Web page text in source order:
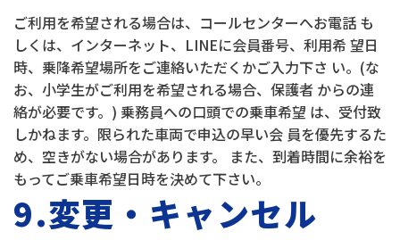
ご利用を希望される場合は、コールセンターへお電話 も
しくは、インターネット、LINEに会員番号、利用希 望日
時、乗降希望場所をご連絡いただくかご入力下さ い。(な
お、小学生がご利用を希望される場合、保護者 からの連
絡が必要です。) 乗務員への口頭での乗車希望 は、受付致
しかねます。限られた車両で申込の早い会 員を優先するた
め、空きがない場合があります。 また、到着時間に余裕を
もってご乗車希望日時を決めて下さい。
9.変更・キャンセル